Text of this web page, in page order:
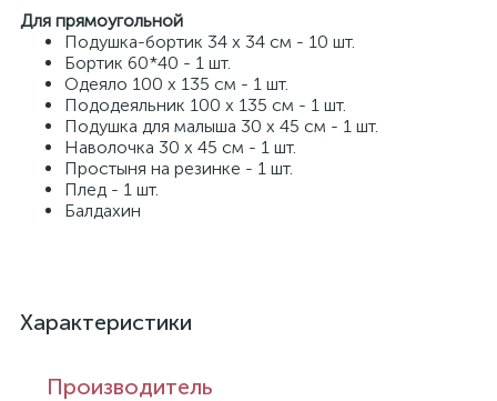
Для прямоугольной
Подушка-бортик 34 х 34 см - 10 шт.
Бортик 60*40 - 1 шт.
Одеяло 100 х 135 см - 1 шт.
Пододеяльник 100 х 135 см - 1 шт.
Подушка для малыша 30 х 45 см - 1 шт.
Наволочка 30 х 45 см - 1 шт.
Простыня на резинке - 1 шт.
Плед - 1 шт.
Балдахин
Характеристики
Производитель